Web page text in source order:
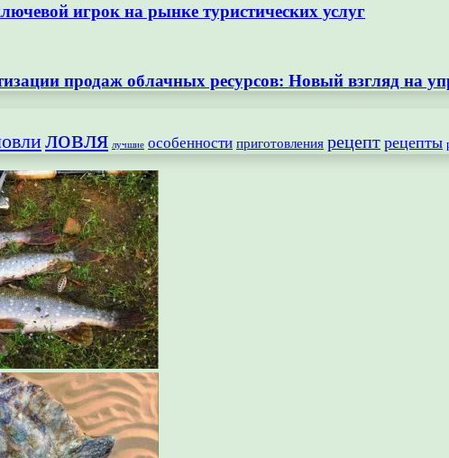
игрок на рынке туристических услуг
продаж облачных ресурсов: Новый взгляд на
ловля лучшие особенности приготовления рецепт рецепты